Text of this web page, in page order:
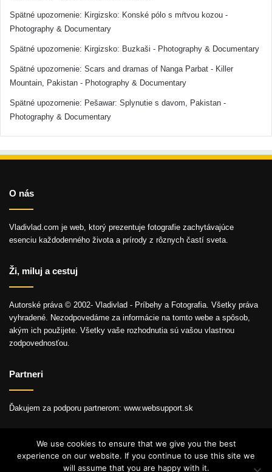
Spätné upozornenie: Kirgizsko: Konské pólo s mŕtvou kozou -
Photography & Documentary
Spätné upozornenie: Kirgizsko: Buzkaši - Photography & Documentary
Spätné upozornenie: Scars and dramas of Nanga Parbat - Killer
Mountain, Pakistan - Photography & Documentary
Spätné upozornenie: Pešawar: Splynutie s davom, Pakistan -
Photography & Documentary
O nás
Vladivlad.com je web, ktorý prezentuje fotografie zachytávajúce
esenciu každodenného života a prírody z rôznych častí sveta.
Ži, miluj a cestuj
Autorské práva © 2002- Vladivlad - Príbehy a Fotografia. Všetky práva
vyhradené. Nezodpovedáme za informácie na tomto webe a spôsob,
akým ich použijete. Všetky vaše rozhodnutia sú vašou vlastnou
zodpovednosťou.
Partneri
Ďakujem za podporu partnerom: www.websupport.sk
© Autorské práva2026, Všetky práva vyhradené.
We use cookies to ensure that we give you the best
experience on our website. If you continue to use this site we
will assume that you are happy with it.